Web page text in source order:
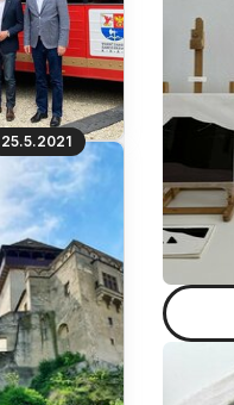
25.5.2021